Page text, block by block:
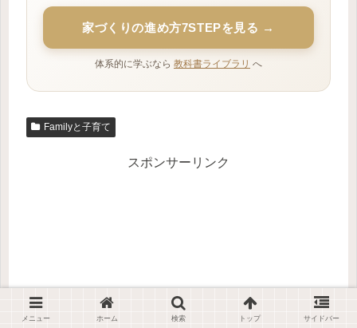
家づくりの進め方7STEPを見る →
体系的に学ぶなら 教科書ライブラリ へ
Familyと子育て
スポンサーリンク
メニュー ホーム 検索 トップ サイドバー